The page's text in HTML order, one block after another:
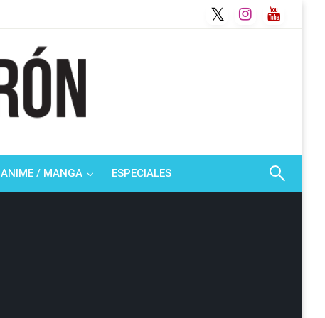
ANIME / MANGA ESPECIALES